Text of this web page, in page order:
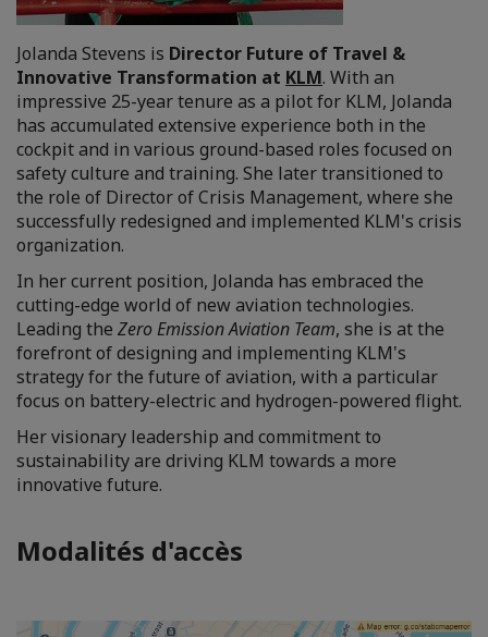
Jolanda Stevens is Director Future of Travel &
Innovative Transformation at KLM. With an
impressive 25-year tenure as a pilot for KLM, Jolanda
has accumulated extensive experience both in the
cockpit and in various ground-based roles focused on
safety culture and training. She later transitioned to
the role of Director of Crisis Management, where she
successfully redesigned and implemented KLM's crisis
organization.
In her current position, Jolanda has embraced the
cutting-edge world of new aviation technologies.
Leading the Zero Emission Aviation Team, she is at the
forefront of designing and implementing KLM's
strategy for the future of aviation, with a particular
focus on battery-electric and hydrogen-powered flight.
Her visionary leadership and commitment to
sustainability are driving KLM towards a more
innovative future.
Modalités d'accès